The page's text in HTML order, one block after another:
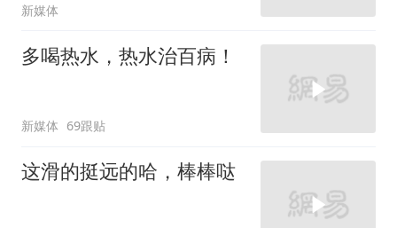
新媒体
多喝热水，热水治百病！
新媒体 69跟贴
这滑的挺远的哈，棒棒哒